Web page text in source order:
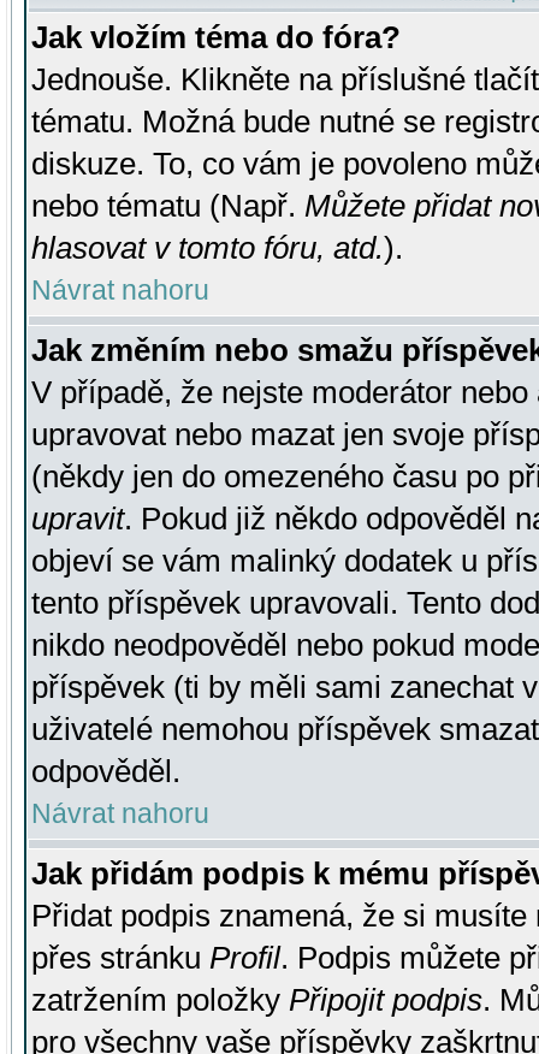
Jak vložím téma do fóra?
Jednouše. Klikněte na příslušné
tématu. Možná bude nutné se
diskuze. To, co vám je povoleno
nebo tématu (Např. Můžete přidat
hlasovat v tomto fóru, atd.).
Návrat nahoru
Jak změním nebo smažu
V případě, že nejste moderátor
upravovat nebo mazat jen svoje
(někdy jen do omezeného času po
upravit. Pokud již někdo odpověděl
objeví se vám malinký dodatek u
tento příspěvek upravovali. Tento
nikdo neodpověděl nebo pokud
příspěvek (ti by měli sami zanechat
uživatelé nemohou příspěvek
odpověděl.
Návrat nahoru
Jak přidám podpis k mému
Přidat podpis znamená, že si
přes stránku Profil. Podpis můžete
zatržením položky Připojit podpis.
pro všechny vaše příspěvky